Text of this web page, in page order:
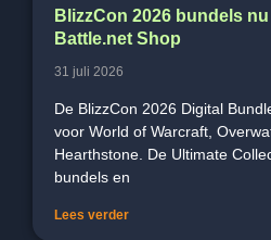
BlizzCon 2026 bundels
Battle.net Shop
31 juli 2026
De BlizzCon 2026 Digital
voor World of Warcraft,
Hearthstone. De Ultimate
bundels en
Lees verder